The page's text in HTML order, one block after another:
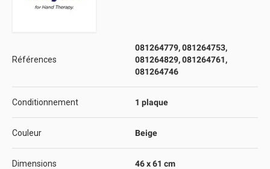
Références
081264779, 081264753,
081264829, 081264761,
081264746
Conditionnement 1 plaque
Couleur Beige
Dimensions 46 x 61 cm